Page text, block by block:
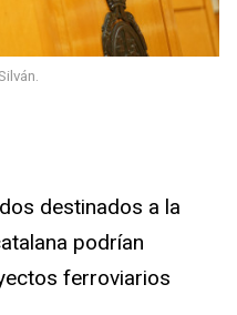
destinados a la
podrían
ferroviarios